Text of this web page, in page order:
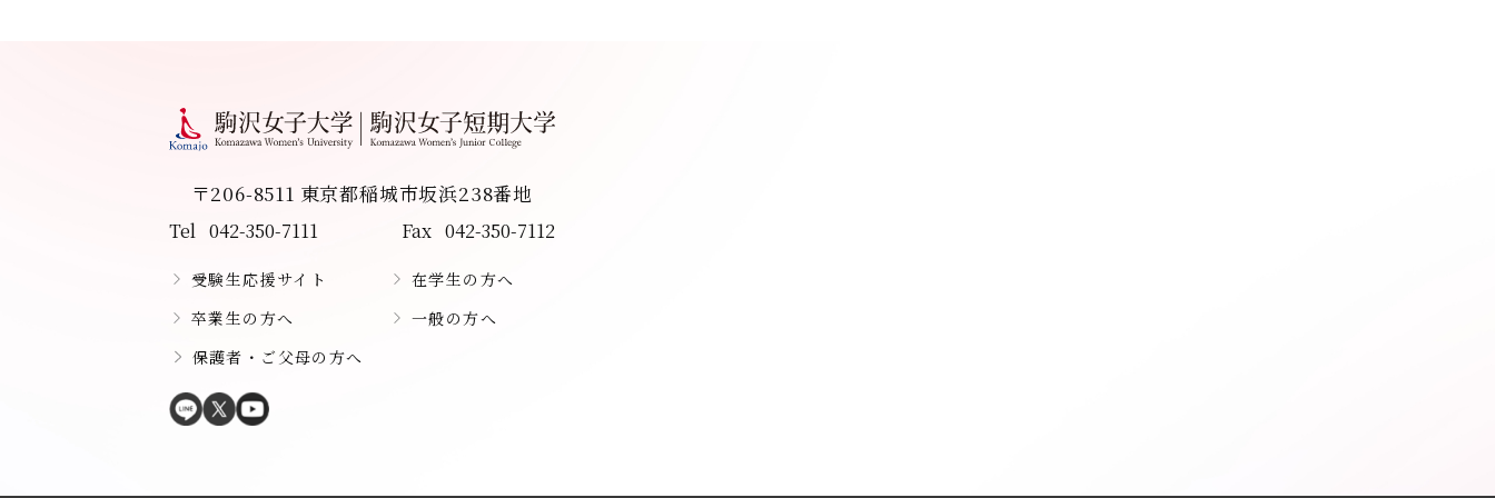
〒206-8511 東京都稲城市坂浜238番地
Tel 042-350-7111 Fax 042-350-7112
受験生応援サイト
在学生の方へ
卒業生の方へ
一般の方へ
保護者・ご父母の方へ